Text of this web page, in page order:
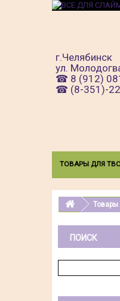
ТОВАРЫ ДЛЯ
г.Челябинск
ул.
☎ 8 (912)
☎ (8-351)-
Товары
ПОИСК